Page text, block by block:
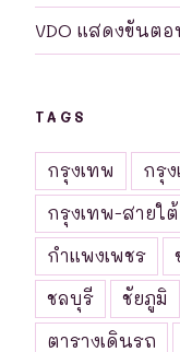
VDO แสดงขันต
TAGS
กรุงเทพ
กรุ
กรุงเทพ-สายใต้
กำแพงเพชร
ชลบุรี
ชัยภูมิ
ตารางเดินรถ